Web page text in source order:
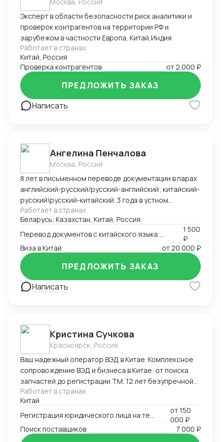
Эксперт в области безопасности риск аналитики и
проверок контрагентов на территории РФ и
зарубежом в частности Европа, Китай,Индия
Работает в странах
Китай, Россия
Проверка контрагентов
от2 000 ₽
Написать
ПРЕДЛОЖИТЬ ЗАКАЗ
Ангелина Пенчалова
Москва, Россия
8 лет в письменном переводе документации в парах
английский-русский/русский-английский; китайский-
русский\русский-китайский. 3 года в устном
переводе в паре китайский-русский\русский-
китайский.
Работает в странах
Беларусь, Казахстан, Китай, Россия
1 500
₽
Виза в Китай
от20 000 ₽
Написать
ПРЕДЛОЖИТЬ ЗАКАЗ
Кристина Сучкова
Красноярск, Россия
Ваш надежный оператор ВЭД в Китае. Комплексное
сопровождение ВЭД и бизнеса в Китае: от поиска
запчастей до регистрации ТМ. 12 лет безупречной
логистики. Опыт и специализация: * 12 лет в ВЭД:
Глубокое понимание китайского рынка и
юридических тонкостей. * Профильные поставки:
Экспертиза в категориях: автозапчасти,
промышленное и медицинское оборудование. Знаем
Работает в странах
Китай
от150
000 ₽
Поиск поставщиков
7 000 ₽